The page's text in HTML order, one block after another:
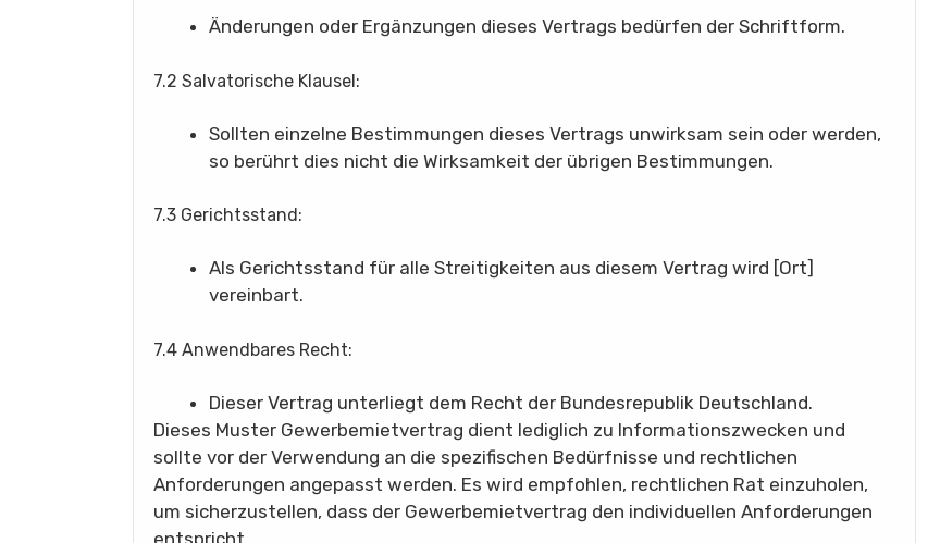
Änderungen oder Ergänzungen dieses Vertrags bedürfen der Schriftform.
7.2 Salvatorische Klausel:
Sollten einzelne Bestimmungen dieses Vertrags unwirksam sein oder werden,
so berührt dies nicht die Wirksamkeit der übrigen Bestimmungen.
7.3 Gerichtsstand:
Als Gerichtsstand für alle Streitigkeiten aus diesem Vertrag wird [Ort]
vereinbart.
7.4 Anwendbares Recht:
Dieser Vertrag unterliegt dem Recht der Bundesrepublik Deutschland.
Dieses Muster Gewerbemietvertrag dient lediglich zu Informationszwecken und
sollte vor der Verwendung an die spezifischen Bedürfnisse und rechtlichen
Anforderungen angepasst werden. Es wird empfohlen, rechtlichen Rat einzuholen,
um sicherzustellen, dass der Gewerbemietvertrag den individuellen Anforderungen
entspricht.